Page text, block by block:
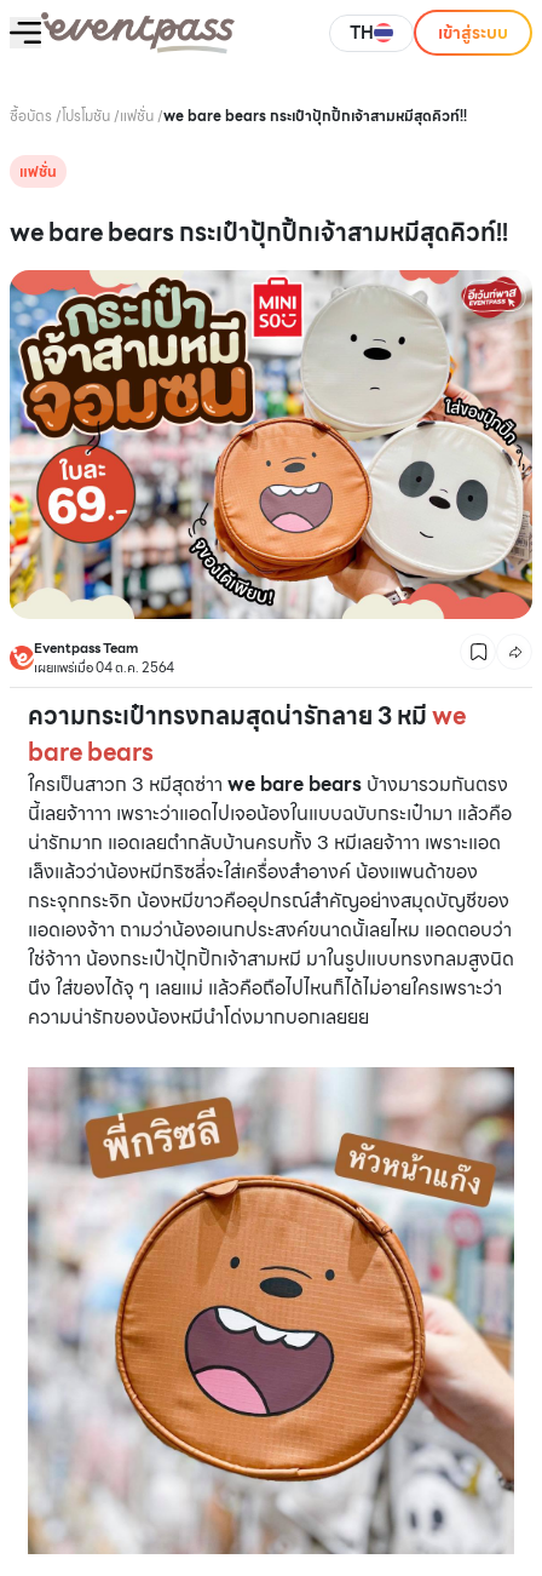
TH เข้าสู่ระบบ
ซื้อบัตร /โปรโมชัน/แฟชั่น/we bare bears กระเป๋าปุ้กปิ้กเจ้าสามหมีสุดคิวท์!!
แฟชั่น
we bare bears กระเป๋าปุ้กปิ้กเจ้าสามหมีสุดคิวท์!!
Eventpass Team
เผยแพร่เมื่อ 04 ต.ค. 2564
ความกระเป๋าทรงกลมสุดน่ารักลาย 3 หมีwe
bare bears
ใครเป็นสาวก 3 หมีสุดซ่าา we bare bears บ้างมารวมกันตรง
นี้เลยจ้าาาา เพราะว่าแอดไปเจอน้องในแบบฉบับกระเป๋ามา แล้วคือ
น่ารักมาก แอดเลยตำกลับบ้านครบทั้ง 3 หมีเลยจ้าาา เพราะแอด
เล็งแล้วว่าน้องหมีกริซลี่จะใส่เครื่องสำอางค์ น้องแพนด้าของ
กระจุกกระจิก น้องหมีขาวคืออุปกรณ์สำคัญอย่างสมุดบัญชีของ
แอดเองจ้าา ถามว่าน้องอเนกประสงค์ขนาดนั้เลยไหม แอดตอบว่า
ใช่จ้าาา น้องกระเป๋าปุ้กปิ้กเจ้าสามหมี มาในรูปแบบทรงกลมสูงนิด
นึง ใส่ของได้จุ ๆ เลยแม่ แล้วคือถือไปไหนก็ได้ไม่อายใครเพราะว่า
ความน่ารักของน้องหมีนำโด่งมากบอกเลยยย